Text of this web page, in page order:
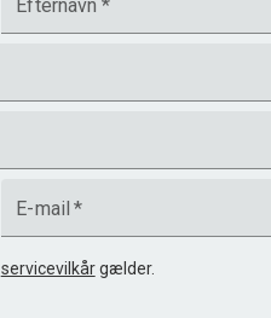
Efternavn *
E-mail *
servicevilkår gælder.